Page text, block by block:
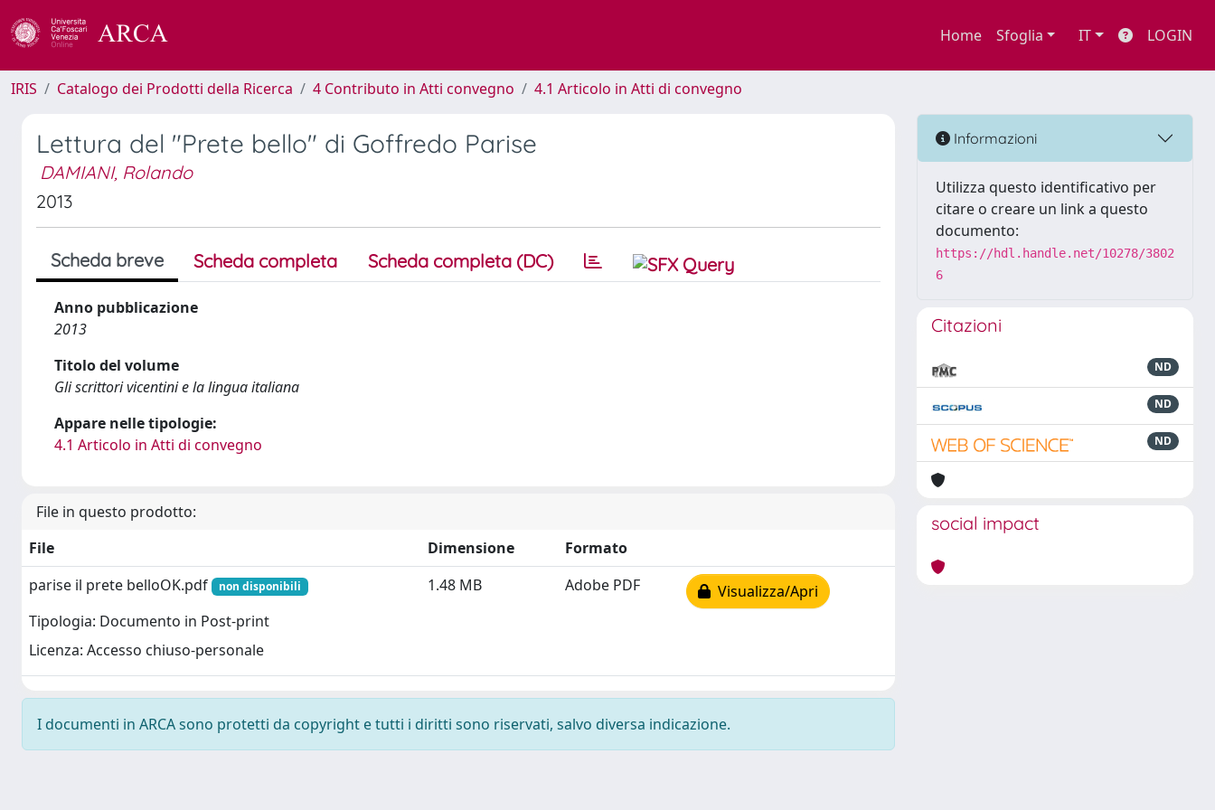
Home Sfoglia IT LOGIN
IRIS Catalogo dei Prodotti della Ricerca 4 Contributo in Atti convegno 4.1 Articolo in Atti di convegno
Lettura del "Prete bello" di Goffredo Parise
DAMIANI, Rolando
2013
Scheda breve Scheda completa Scheda completa (DC)
Anno pubblicazione
2013
Titolo del volume
Gli scrittori vicentini e la lingua italiana
Appare nelle tipologie:
4.1 Articolo in Atti di convegno
File in questo prodotto:
File
Dimensione
Formato
parise il prete belloOK.pdf
non disponibili
Tipologia: Documento in Post-print
Licenza: Accesso chiuso-personale
1.48 MB Adobe PDF Visualizza/Apri
I documenti in ARCA sono protetti da copyright e tutti i diritti sono riservati, salvo diversa indicazione.
Informazioni
Utilizza questo identificativo per
citare o creare un link a questo
documento:
https://hdl.handle.net/10278/3802
6
Citazioni
ND
ND
ND
social impact